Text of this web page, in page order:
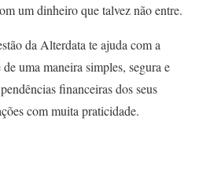
um dinheiro que talvez não entre.
da Alterdata te ajuda com a
uma maneira simples, segura e
financeiras dos seus
com muita praticidade.